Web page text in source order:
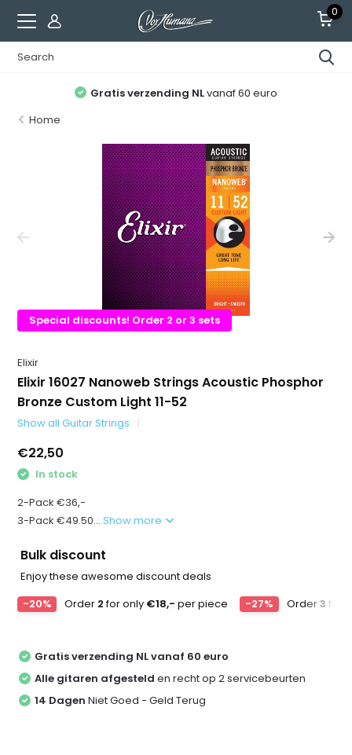
0
Gratis verzending NLvanaf 60 euro
Home
Special discounts! Order 2 or 3 sets
Elixir
Elixir 16027 Nanoweb Strings Acoustic Phosphor
Bronze Custom Light 11-52
Show all Guitar Strings
€22,50
In stock
2-Pack €36,-
3-Pack €49.50...Show more
Bulk discount
Enjoy these awesome discount deals
-20%
Order 2for only €18,- per piece -27% Order3 for
Gratis verzending NL vanaf 60 euro
Alle gitaren afgesteld en recht op 2 servicebeurten
14 Dagen Niet Goed - Geld Terug